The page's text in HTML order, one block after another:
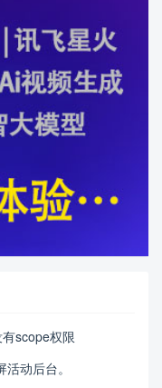
scope权限
动后台。